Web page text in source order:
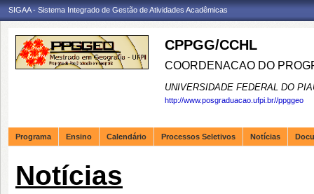
SIGAA - Sistema Integrado de Gestão de Atividades Acadêmicas
CPPGG/CCHL
COORDENACAO DO
UNIVERSIDADE FEDERAL DO
http://www.posgraduacao.ufpi.br//ppggeo
Programa Ensino Calendário Processos Seletivos Notícias
Notícias